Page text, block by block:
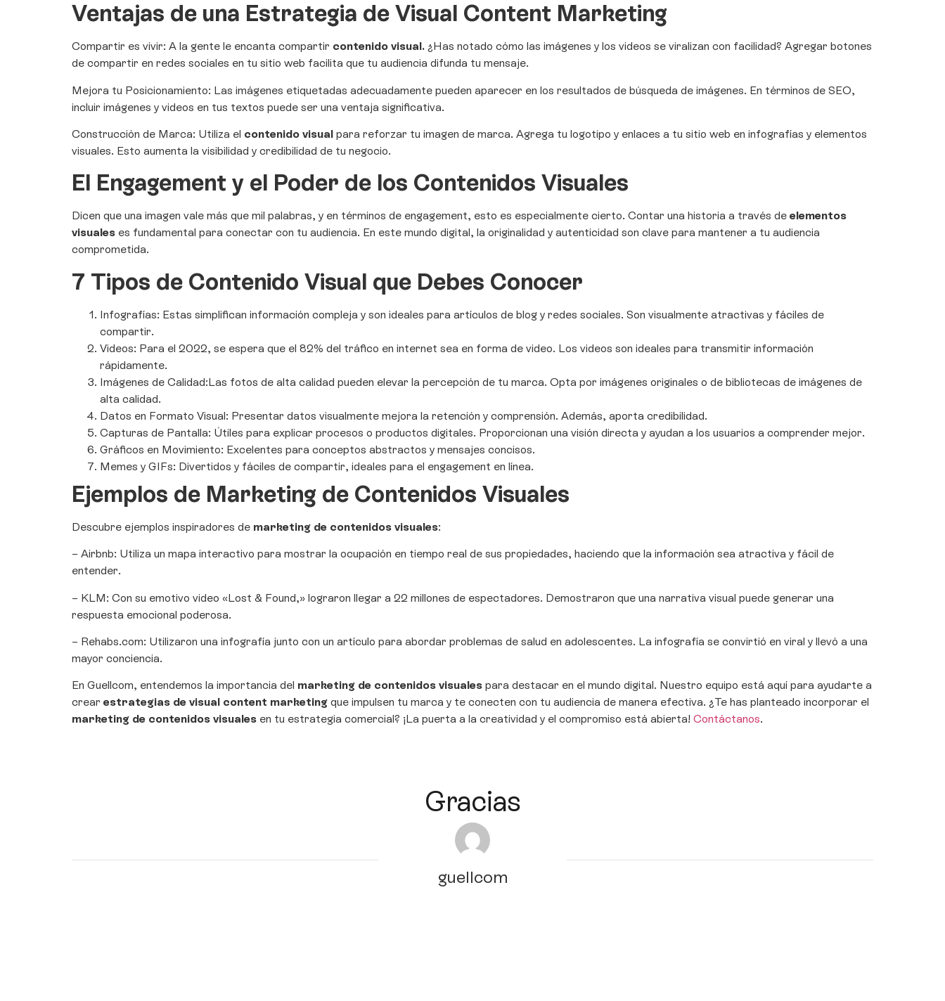
Ventajas de una Estrategia de Visual Content Marketing
Compartir es vivir: A la gente le encanta compartir contenido visual. ¿Has notado cómo las imágenes y los videos se viralizan con facilidad? Agregar botones
de compartir en redes sociales en tu sitio web facilita que tu audiencia difunda tu mensaje.
Mejora tu Posicionamiento: Las imágenes etiquetadas adecuadamente pueden aparecer en los resultados de búsqueda de imágenes. En términos de SEO,
incluir imágenes y videos en tus textos puede ser una ventaja significativa.
Construcción de Marca: Utiliza el contenido visual para reforzar tu imagen de marca. Agrega tu logotipo y enlaces a tu sitio web en infografías y elementos
visuales. Esto aumenta la visibilidad y credibilidad de tu negocio.
El Engagement y el Poder de los Contenidos Visuales
Dicen que una imagen vale más que mil palabras, y en términos de engagement, esto es especialmente cierto. Contar una historia a través de elementos
visuales es fundamental para conectar con tu audiencia. En este mundo digital, la originalidad y autenticidad son clave para mantener a tu audiencia
comprometida.
7 Tipos de Contenido Visual que Debes Conocer
Infografías: Estas simplifican información compleja y son ideales para artículos de blog y redes sociales. Son visualmente atractivas y fáciles de
compartir.
Videos: Para el 2022, se espera que el 82% del tráfico en internet sea en forma de video. Los videos son ideales para transmitir información
rápidamente.
Imágenes de Calidad:Las fotos de alta calidad pueden elevar la percepción de tu marca. Opta por imágenes originales o de bibliotecas de imágenes de
alta calidad.
Datos en Formato Visual: Presentar datos visualmente mejora la retención y comprensión. Además, aporta credibilidad.
Capturas de Pantalla: Útiles para explicar procesos o productos digitales. Proporcionan una visión directa y ayudan a los usuarios a comprender mejor.
Gráficos en Movimiento: Excelentes para conceptos abstractos y mensajes concisos.
Memes y GIFs: Divertidos y fáciles de compartir, ideales para el engagement en línea.
Ejemplos de Marketing de Contenidos Visuales
Descubre ejemplos inspiradores de marketing de contenidos visuales:
– Airbnb: Utiliza un mapa interactivo para mostrar la ocupación en tiempo real de sus propiedades, haciendo que la información sea atractiva y fácil de
entender.
– KLM: Con su emotivo video «Lost & Found,» lograron llegar a 22 millones de espectadores. Demostraron que una narrativa visual puede generar una
respuesta emocional poderosa.
– Rehabs.com: Utilizaron una infografía junto con un artículo para abordar problemas de salud en adolescentes. La infografía se convirtió en viral y llevó a una
mayor conciencia.
En Guellcom, entendemos la importancia del marketing de contenidos visuales para destacar en el mundo digital. Nuestro equipo está aquí para ayudarte a
crear estrategias de visual content marketing que impulsen tu marca y te conecten con tu audiencia de manera efectiva. ¿Te has planteado incorporar el
marketing de contenidos visuales en tu estrategia comercial? ¡La puerta a la creatividad y el compromiso está abierta! Contáctanos.
Gracias
guellcom